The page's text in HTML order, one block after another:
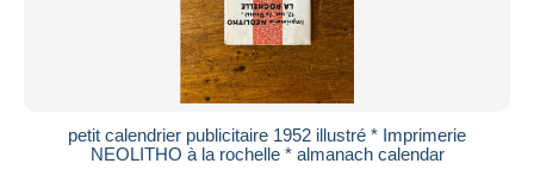
petit calendrier publicitaire 1952 illustré * Imprimerie
NEOLITHO à la rochelle * almanach calendar